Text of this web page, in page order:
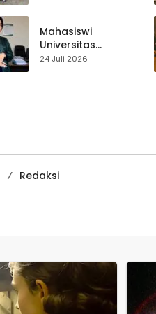
Pasar Cisaat
Mahasiswi
Universitas
Muhammadiyah
24 Juli 2026
Redaksi